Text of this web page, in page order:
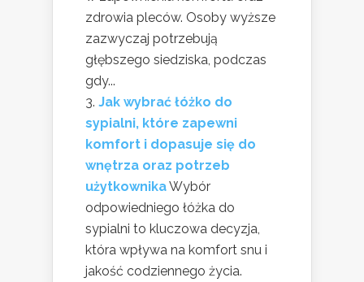
zdrowia pleców. Osoby wyższe
zazwyczaj potrzebują
głębszego siedziska, podczas
gdy...
Jak wybrać łóżko do
sypialni, które zapewni
komfort i dopasuje się do
wnętrza oraz potrzeb
użytkownikaWybór
odpowiedniego łóżka do
sypialni to kluczowa decyzja,
która wpływa na komfort snu i
jakość codziennego życia.